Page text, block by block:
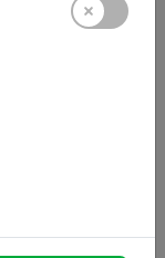
en fast